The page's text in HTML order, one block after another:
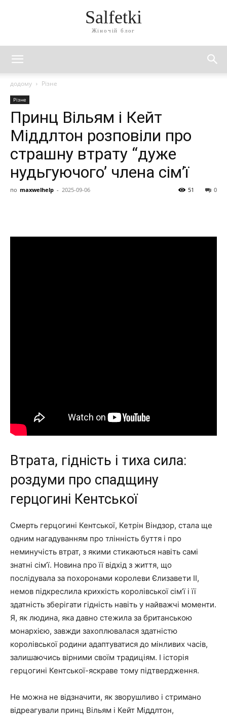
Salfetki
Жіночій блог
додому Різне
Різне
Принц Вільям і Кейт
Міддлтон розповіли про
страшну втрату “дуже
нудьгуючого’ члена сім’ї
по maxwelhelp - 2025-09-06 0
51
Втрата, гідність і тиха сила:
роздуми про спадщину
герцогині Кентської
Смерть герцогині Кентської, Кетрін Віндзор, стала ще
одним нагадуванням про тлінність буття і про
неминучість втрат, з якими стикаються навіть самі
знатні сім’ї. Новина про її відхід з життя, що
послідувала за похоронами королеви Єлизавети II,
немов підкреслила крихкість королівської сім’ї і її
здатність зберігати гідність навіть у найважчі моменти.
Я, як людина, яка давно стежила за британською
монархією, завжди захоплювалася здатністю
королівської родини адаптуватися до мінливих часів,
залишаючись вірними своїм традиціям. І історія
герцогині Кентської-яскраве тому підтвердження.
Не можна не відзначити, як зворушливо і стримано
відреагували принц Вільям і Кейт Міддлтон,